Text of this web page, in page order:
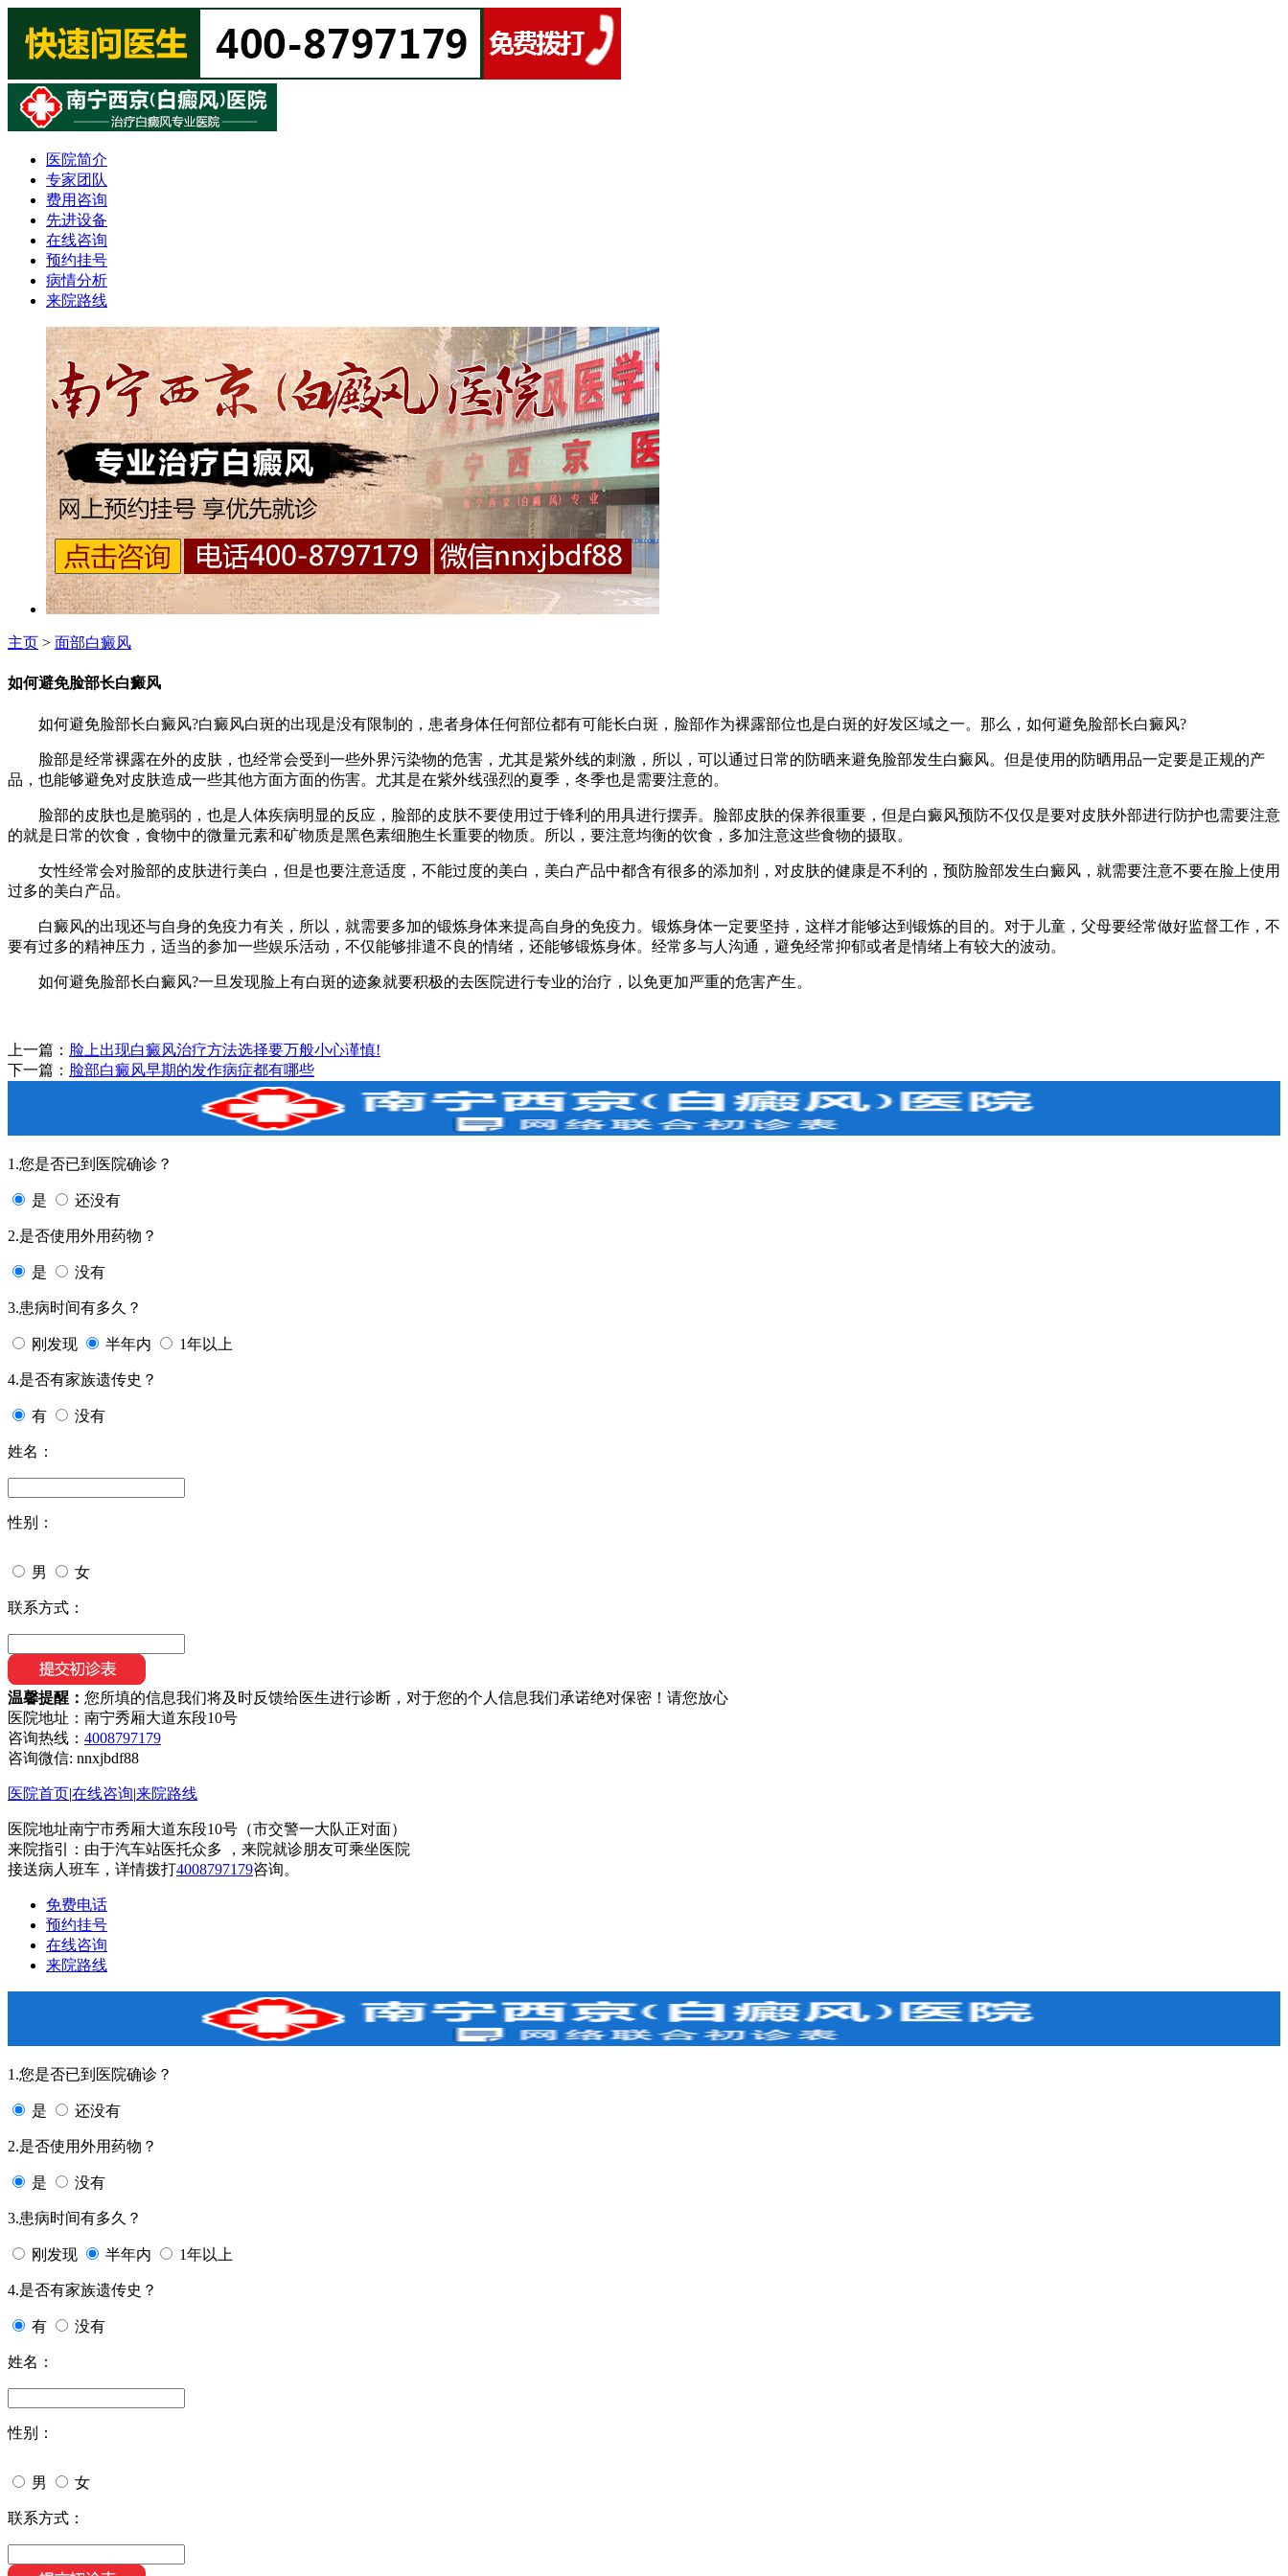
医院简介
专家团队
费用咨询
先进设备
在线咨询
预约挂号
病情分析
来院路线
主页 > 面部白癜风
如何避免脸部长白癜风
如何避免脸部长白癜风?白癜风白斑的出现是没有限制的，患者身体任何部位都有可能长白斑，脸部作为裸露部位也是白斑的好发区域之一。那么，如何避免脸部长白癜风?
脸部是经常裸露在外的皮肤，也经常会受到一些外界污染物的危害，尤其是紫外线的刺激，所以，可以通过日常的防晒来避免脸部发生白癜风。但是使用的防晒用品一定要是正规的产
品，也能够避免对皮肤造成一些其他方面方面的伤害。尤其是在紫外线强烈的夏季，冬季也是需要注意的。
脸部的皮肤也是脆弱的，也是人体疾病明显的反应，脸部的皮肤不要使用过于锋利的用具进行摆弄。脸部皮肤的保养很重要，但是白癜风预防不仅仅是要对皮肤外部进行防护也需要注意
的就是日常的饮食，食物中的微量元素和矿物质是黑色素细胞生长重要的物质。所以，要注意均衡的饮食，多加注意这些食物的摄取。
女性经常会对脸部的皮肤进行美白，但是也要注意适度，不能过度的美白，美白产品中都含有很多的添加剂，对皮肤的健康是不利的，预防脸部发生白癜风，就需要注意不要在脸上使用
过多的美白产品。
白癜风的出现还与自身的免疫力有关，所以，就需要多加的锻炼身体来提高自身的免疫力。锻炼身体一定要坚持，这样才能够达到锻炼的目的。对于儿童，父母要经常做好监督工作，不
要有过多的精神压力，适当的参加一些娱乐活动，不仅能够排遣不良的情绪，还能够锻炼身体。经常多与人沟通，避免经常抑郁或者是情绪上有较大的波动。
如何避免脸部长白癜风?一旦发现脸上有白斑的迹象就要积极的去医院进行专业的治疗，以免更加严重的危害产生。
上一篇： 脸上出现白癜风治疗方法选择要万般小心谨慎!
下一篇： 脸部白癜风早期的发作病症都有哪些
1.您是否已到医院确诊？
是 还没有
2.是否使用外用药物？
是 没有
3.患病时间有多久？
刚发现 半年内 1年以上
4.是否有家族遗传史？
有 没有
姓名：
性别：
男 女
联系方式：
温馨提醒： 您所填的信息我们将及时反馈给医生进行诊断，对于您的个人信息我们承诺绝对保密！请您放心
医院地址：南宁秀厢大道东段10号
咨询热线： 4008797179
咨询微信: nnxjbdf88
医院首页|在线咨询|来院路线
医院地址南宁市秀厢大道东段10号（市交警一大队正对面）
来院指引：由于汽车站医托众多 ，来院就诊朋友可乘坐医院
接送病人班车，详情拨打4008797179咨询。
免费电话
预约挂号
在线咨询
来院路线
1.您是否已到医院确诊？
是 还没有
2.是否使用外用药物？
是 没有
3.患病时间有多久？
刚发现 半年内 1年以上
4.是否有家族遗传史？
有 没有
姓名：
性别：
男 女
联系方式：